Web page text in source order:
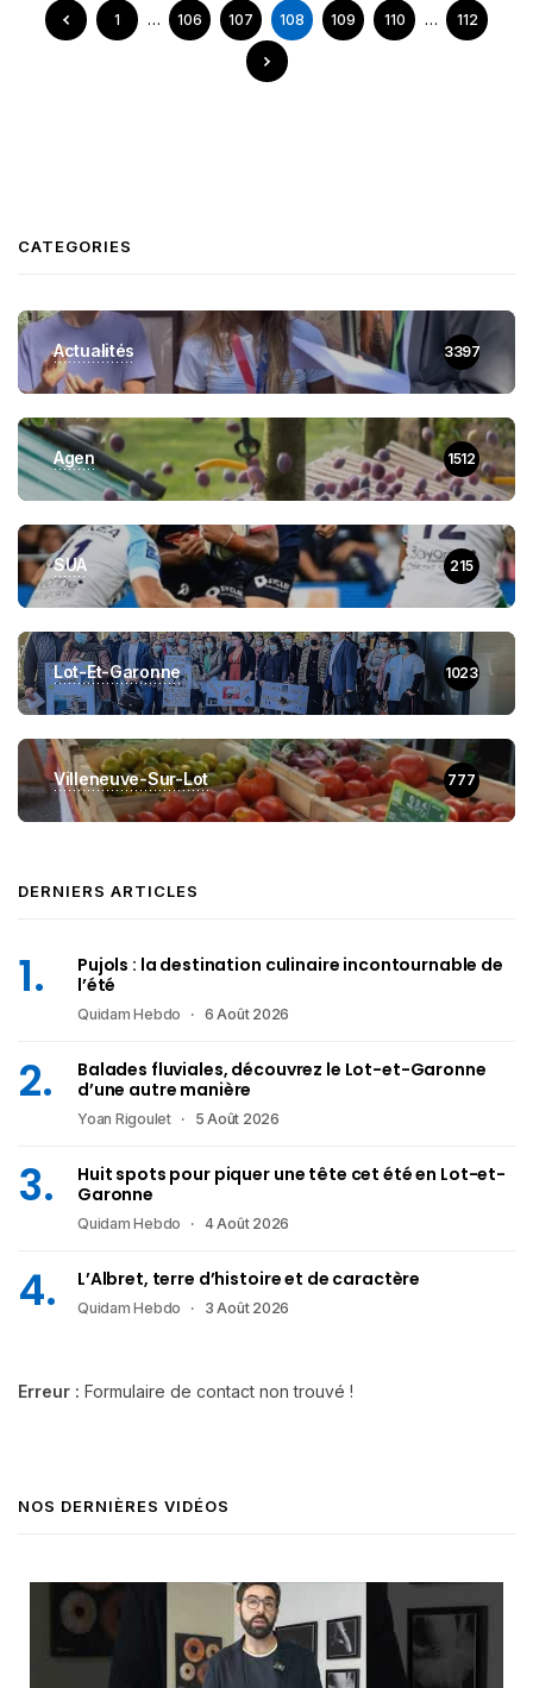
1 … 106 107 108 109 110 … 112
CATEGORIES
Actualités 3397
Agen 1512
SUA 215
Lot-Et-Garonne 1023
Villeneuve-Sur-Lot 777
DERNIERS ARTICLES
Pujols : la destination culinaire incontournable de
l’été
Quidam Hebdo 6 Août 2026
Balades fluviales, découvrez le Lot-et-Garonne
d’une autre manière
Yoan Rigoulet 5 Août 2026
Huit spots pour piquer une tête cet été en Lot-et-
Garonne
Quidam Hebdo 4 Août 2026
L’Albret, terre d’histoire et de caractère
Quidam Hebdo 3 Août 2026
Erreur : Formulaire de contact non trouvé !
NOS DERNIÈRES VIDÉOS